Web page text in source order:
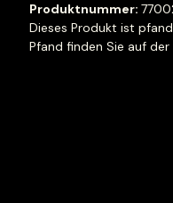
Produktnummer:
Dieses Produkt ist
Pfand finden Sie auf